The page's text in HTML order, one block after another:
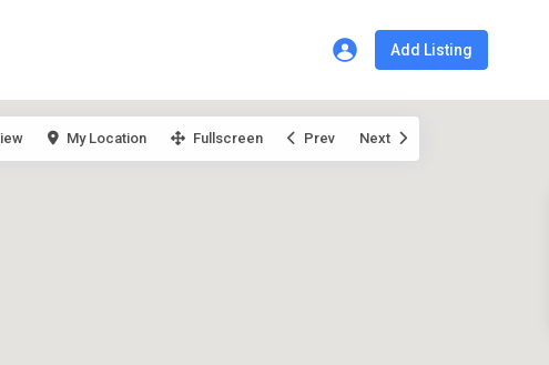
Add Listing
My Location Fullscreen Prev Next